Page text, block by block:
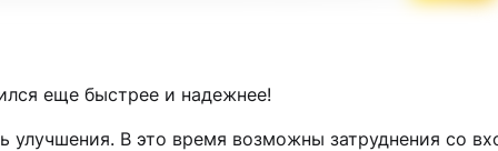
еще быстрее и надежнее!
улучшения. В это время возможны затруднения со